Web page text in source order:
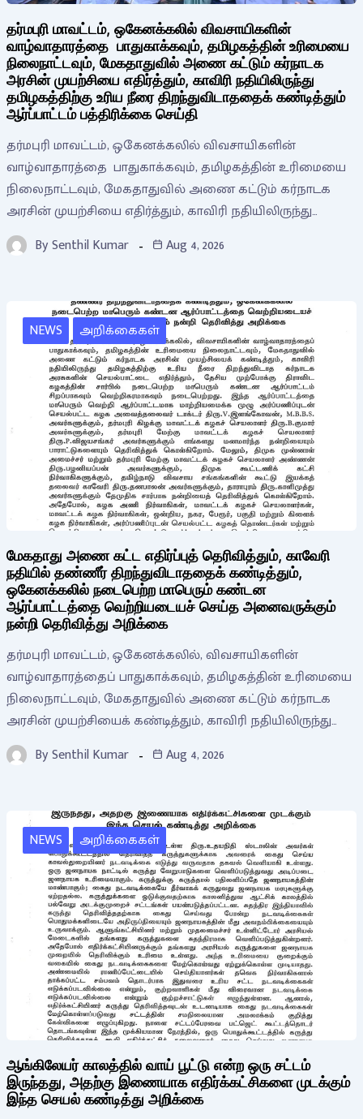
தர்மபுரி மாவட்டம், ஒகேனக்கலில் விவசாயிகளின்
வாழ்வாதாரத்தை பாதுகாக்கவும், தமிழகத்தின் உரிமையை
நிலைநாட்டவும், மேகதாதுவில் அணை கட்டும் கர்நாடக
அரசின் முயற்சியை எதிர்த்தும், காவிரி நதியிலிருந்து
தமிழகத்திற்கு உரிய நீரை திறந்துவிடாததைக் கண்டித்தும்
ஆர்ப்பாட்டம் பத்திரிக்கை செய்தி
தர்மபுரி மாவட்டம், ஒகேனக்கலில் விவசாயிகளின்
வாழ்வாதாரத்தை பாதுகாக்கவும், தமிழகத்தின் உரிமையை
நிலைநாட்டவும், மேகதாதுவில் அணை கட்டும் கர்நாடக
அரசின் முயற்சியை எதிர்த்தும், காவிரி நதியிலிருந்து…
BySenthil Kumar Aug 4, 2026
NEWS அறிக்கைகள்
மேகதாது அணை கட்ட எதிர்ப்புத் தெரிவித்தும், காவேரி
நதியில் தண்ணீர் திறந்துவிடாததைக் கண்டித்தும்,
ஒகேனக்கலில் நடைபெற்ற மாபெரும் கண்டன
ஆர்ப்பாட்டத்தை வெற்றியடையச் செய்த அனைவருக்கும்
நன்றி தெரிவித்து அறிக்கை
தர்மபுரி மாவட்டம், ஒகேனக்கலில், விவசாயிகளின்
வாழ்வாதாரத்தைப் பாதுகாக்கவும், தமிழகத்தின் உரிமையை
நிலைநாட்டவும், மேகதாதுவில் அணை கட்டும் கர்நாடக
அரசின் முயற்சியைக் கண்டித்தும், காவிரி நதியிலிருந்து…
BySenthil Kumar Aug 4, 2026
NEWS அறிக்கைகள்
ஆங்கிலேயர் காலத்தில் வாய் பூட்டு என்ற ஒரு சட்டம்
இருந்தது, அதற்கு இணையாக எதிர்க்கட்சிகளை முடக்கும்
இந்த செயல் கண்டித்து அறிக்கை